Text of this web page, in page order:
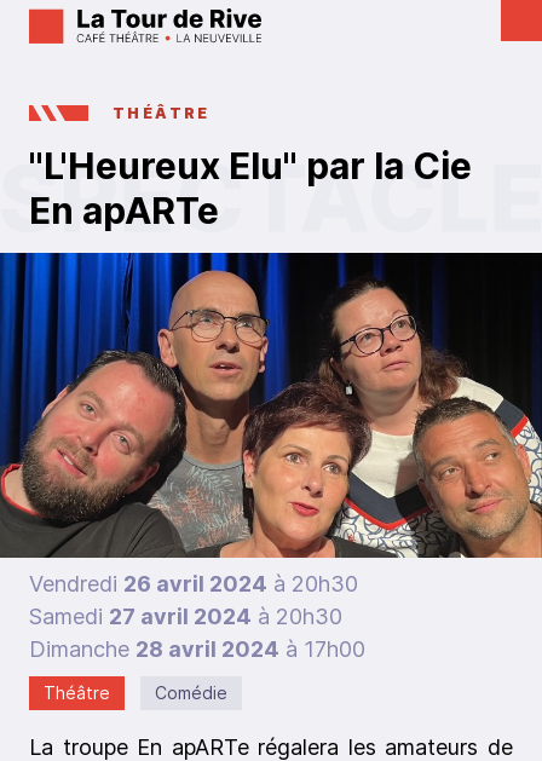
THÉÂTRE
"L'Heureux Elu" par la Cie
En apARTe
Vendredi 26 avril 2024 à 20h30
Samedi 27 avril 2024 à 20h30
Dimanche 28 avril 2024 à 17h00
Théâtre Comédie
La troupe En apARTe régalera les amateurs de